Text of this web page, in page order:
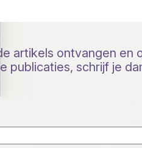
artikels ontvangen en
publicaties, schrijf je